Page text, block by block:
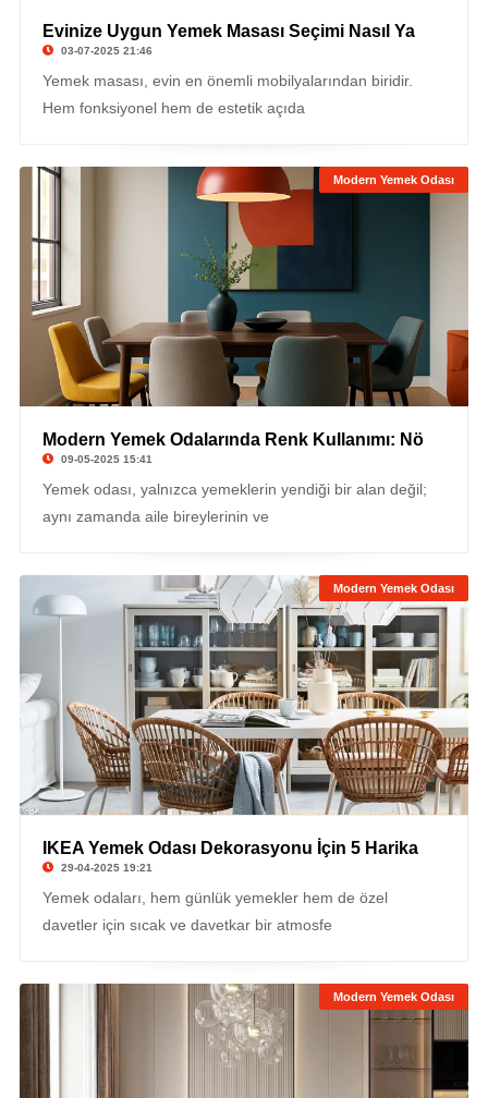
Evinize Uygun Yemek Masası Seçimi Nasıl Ya
03-07-2025 21:46
Yemek masası, evin en önemli mobilyalarından biridir.
Hem fonksiyonel hem de estetik açıda
Modern Yemek Odası
Modern Yemek Odalarında Renk Kullanımı: Nö
09-05-2025 15:41
Yemek odası, yalnızca yemeklerin yendiği bir alan değil;
aynı zamanda aile bireylerinin ve
Modern Yemek Odası
IKEA Yemek Odası Dekorasyonu İçin 5 Harika
29-04-2025 19:21
Yemek odaları, hem günlük yemekler hem de özel
davetler için sıcak ve davetkar bir atmosfe
Modern Yemek Odası